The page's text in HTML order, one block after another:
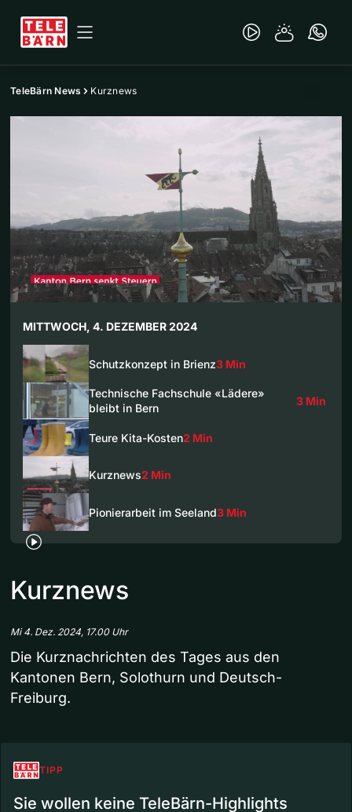
TeleBärn News Kurznews
MITTWOCH, 4. DEZEMBER 2024
Schutzkonzept in Brienz3 Min
Technische Fachschule «Lädere»
bleibt in Bern
3 Min
Teure Kita-Kosten2 Min
Kurznews2 Min
Pionierarbeit im Seeland3 Min
Kurznews
Mi 4. Dez. 2024, 17.00 Uhr
Die Kurznachrichten des Tages aus den
Kantonen Bern, Solothurn und Deutsch-
Freiburg.
TIPP
Sie wollen keine TeleBärn-Highlights